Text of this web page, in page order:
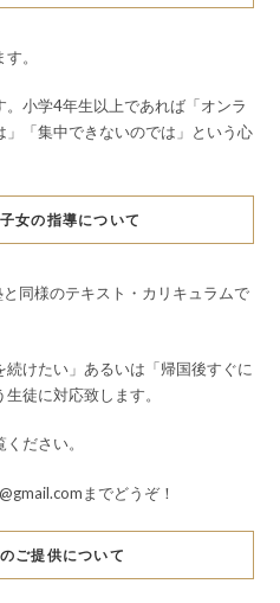
。
。小学4年生以上であれば「オンラ
「集中できないのでは」という心
女の指導について
同様のテキスト・カリキュラムで
続けたい」あるいは「帰国後すぐに
徒に対応致します。
ください。
までどうぞ！
ご提供について